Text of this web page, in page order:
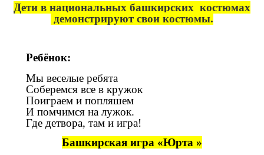
Дети в национальных башкирских костюмах
демонстрируют свои костюмы.
Ребёнок:
Мы веселые ребята
Соберемся все в кружок
Поиграем и попляшем
И помчимся на лужок.
Где детвора, там и игра!
Башкирская игра «Юрта »